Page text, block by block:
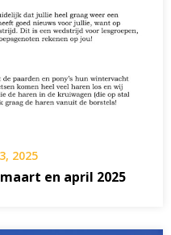
2025
en april 2025